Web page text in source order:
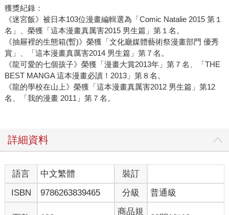
獲獎紀錄：
《迷宮飯》被日本103位漫畫編輯選為「Comic Natalie 2015 第１
名」、榮獲「這本漫畫真厲害2015 男生篇」第１名。
《抽屜裡的生態箱(暫)》榮獲「文化廳媒體藝術祭漫畫部門 優秀
賞」、「這本漫畫真厲害2014 男生篇」第７名。
《龍可愛的七個孩子》榮獲「漫畫大賞2013年」第７名、「THE
BEST MANGA 這本漫畫必讀！2013」第８名。
《龍的學校在山上》榮獲「這本漫畫真厲害2012 男生篇」第12
名、「我的漫畫 2011」第７名。
詳細資料
語言 中文繁體
裝訂
ISBN
9786263839465 分級 普通級
商品規